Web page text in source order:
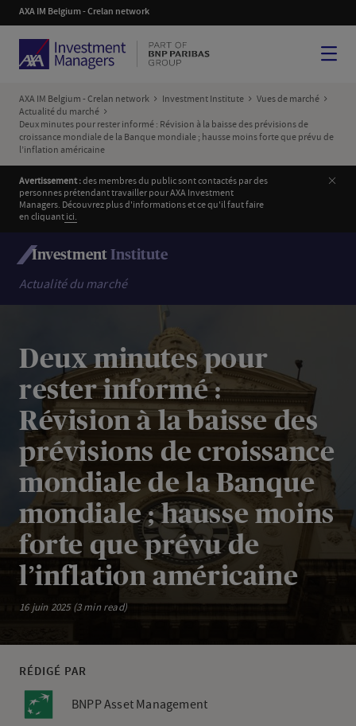
AXA IM Belgium - Crelan network
AXA IM Belgium - Crelan network Investment Institute
Vues de marché
Actualité du marché
Deux minutes pour rester informé : Révision à la baisse des prévisions de
croissance mondiale de la Banque mondiale ; hausse moins forte que prévu de
l’inflation américaine
Avertissement :des membres du public sont contactés par des
personnes prétendant travailler pour AXA Investment
Managers. Découvrez plus d'informations et ce qu'il faut faire
en cliquantici.
Investment Institute
Actualité du marché
Deux minutes pour
rester informé :
Révision à la baisse des
prévisions de croissance
mondiale de la Banque
mondiale ; hausse moins
forte que prévu de
l’inflation américaine
16 juin 2025 (3 min read)
RÉDIGÉ PAR
BNPP Asset Management